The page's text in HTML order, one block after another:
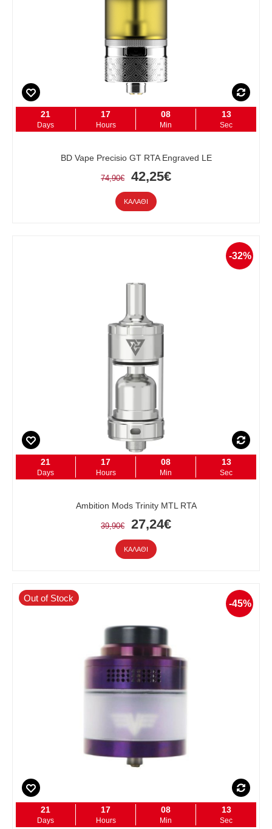
21
Days
17
Hours
08
Min
12
Sec
BD Vape Precisio GT RTA Engraved LE
74,90€ 42,25€
ΚΑΛΆΘΙ
-32%
21
Days
17
Hours
08
Min
12
Sec
Ambition Mods Trinity MTL RTA
39,90€ 27,24€
ΚΑΛΆΘΙ
-45%
Out of Stock
21
Days
17
Hours
08
Min
12
Sec